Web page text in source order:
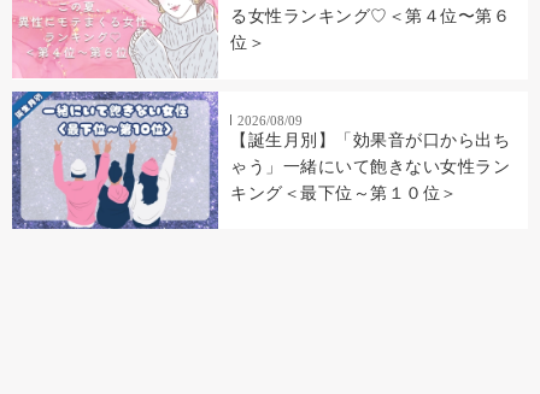
る女性ランキング♡＜第４位〜第６
位＞
2026/08/09
【誕生月別】「効果音が口から出ち
ゃう」一緒にいて飽きない女性ラン
キング＜最下位～第１０位＞